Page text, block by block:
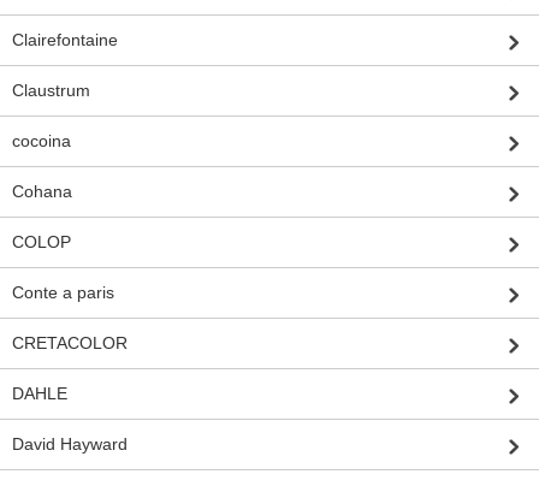
Clairefontaine
Claustrum
cocoina
Cohana
COLOP
Conte a paris
CRETACOLOR
DAHLE
David Hayward